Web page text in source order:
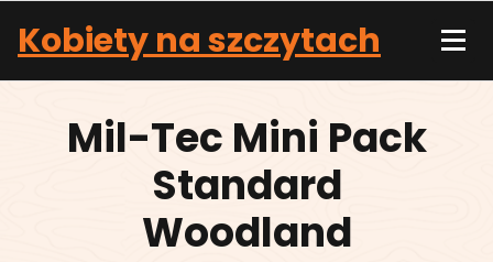
content
Kobiety na szczytach
Mil-Tec Mini Pack
Standard
Woodland